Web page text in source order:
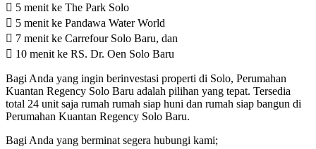
 5 menit ke The Park Solo
 5 menit ke Pandawa Water World
 7 menit ke Carrefour Solo Baru, dan
 10 menit ke RS. Dr. Oen Solo Baru
Bagi Anda yang ingin berinvestasi properti di Solo, Perumahan
Kuantan Regency Solo Baru adalah pilihan yang tepat. Tersedia
total 24 unit saja rumah rumah siap huni dan rumah siap bangun di
Perumahan Kuantan Regency Solo Baru.
Bagi Anda yang berminat segera hubungi kami;